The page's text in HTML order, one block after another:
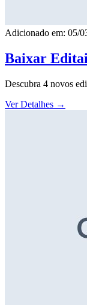
Adicionado em: 05/
Baixar
Descubra 4 novos
Ver Detalhes →